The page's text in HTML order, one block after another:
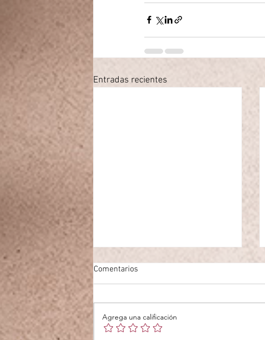
Entradas recientes
Comentarios
Agrega una calificación